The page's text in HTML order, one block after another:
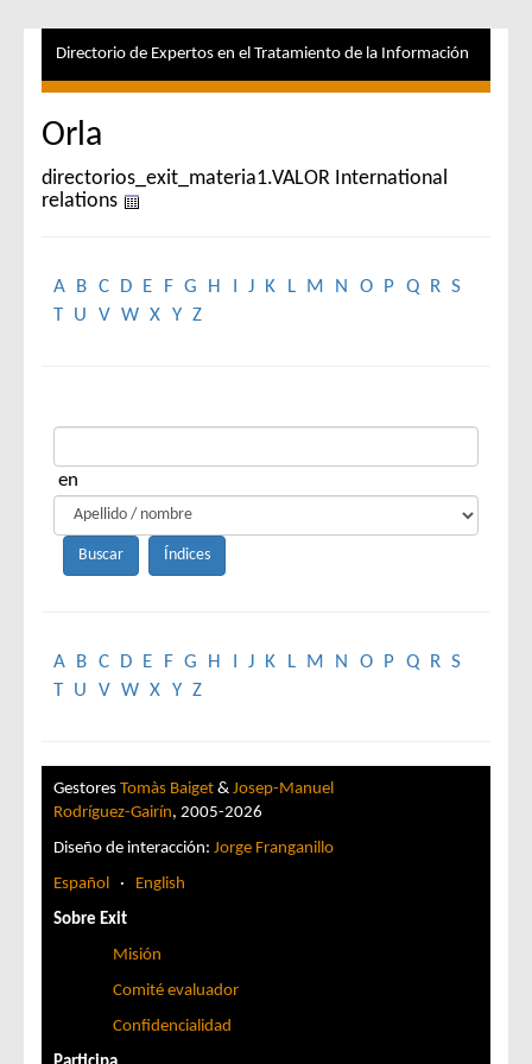
Directorio de Expertos en el Tratamiento de la Información
Orla
directorios_exit_materia1.VALOR International
relations
A B C D E F G H J K L M N O P Q R S
T U V W X Y Z
en
A B C D E F G H J K L M N O P Q R S
T U V W X Y Z
Gestores Tomàs Baiget & Josep-Manuel
Rodríguez-Gairín, 2005-2026
Diseño de interacción: Jorge Franganillo
Español · English
Sobre Exit
Misión
Comité evaluador
Confidencialidad